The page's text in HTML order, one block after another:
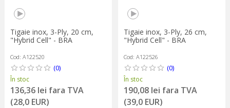
Tigaie inox, 3-Ply, 20 cm,
"Hybrid Cell" - BRA
Cod: A122520
(0)
În stoc
136,36 lei fara TVA
(28,0 EUR)
Tigaie inox, 3-Ply, 26 cm,
"Hybrid Cell" - BRA
Cod: A122526
(0)
În stoc
190,08 lei fara TVA
(39,0 EUR)